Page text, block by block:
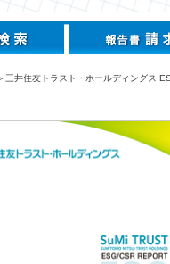
三井住友トラスト・ホールディングス